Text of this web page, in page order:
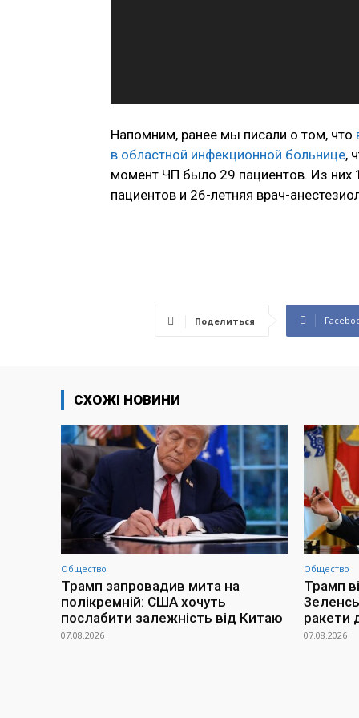
Напомним, ранее мы писали о том, что
в областной инфекционной больнице,
момент ЧП было 29 пациентов. Из них
пациентов и 26-летняя врач-
Поделиться
СХОЖІ НОВИНИ
Общество
Трамп запровадив мита на
полікремній: США хочуть
послабити залежність від Китаю
07.08.2026
Общество
Трамп
ракети
07.08.2026